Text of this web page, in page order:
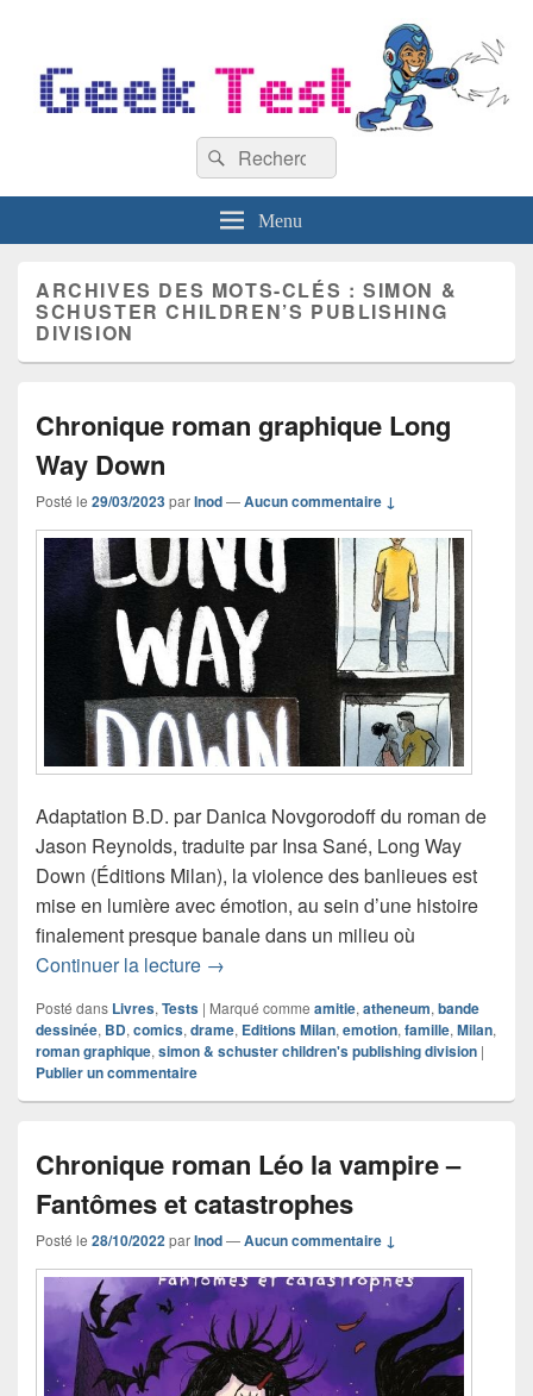
Recherche :
Rechercher
Menu
ARCHIVES DES MOTS-CLÉS :SIMON &
SCHUSTER CHILDREN’S PUBLISHING
DIVISION
Chronique roman graphique Long
Way Down
Posté le 29/03/2023parInod—Aucun commentaire ↓
Adaptation B.D. par Danica Novgorodoff du roman de
Jason Reynolds, traduite par Insa Sané, Long Way
Down (Éditions Milan), la violence des banlieues est
mise en lumière avec émotion, au sein d’une histoire
finalement presque banale dans un milieu où
Continuer la lecture Chronique roman graphique Long
→
Posté dans Livres, Tests | Marqué comme amitie, atheneum, bande
dessinée, BD, comics, drame, Editions Milan, emotion, famille, Milan,
roman graphique, simon & schuster children's publishing division |
Publier un commentaire
Chronique roman Léo la vampire –
Fantômes et catastrophes
Posté le 28/10/2022parInod—Aucun commentaire ↓